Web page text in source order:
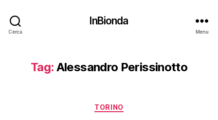
Cerca
InBionda
Menu
Tag: Alessandro Perissinotto
Categorie
TORINO